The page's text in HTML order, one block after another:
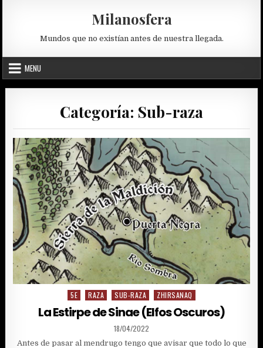
Milanosfera
Mundos que no existían antes de nuestra llegada.
MENU
Categoría: Sub-raza
Posted
in
5E RAZA SUB-RAZA ZHIRSANAQ
La Estirpe de Sinae (Elfos Oscuros)
PUBLISHED
DATE:
18/04/2022
Antes de pasar al mendrugo tengo que avisar que todo lo que